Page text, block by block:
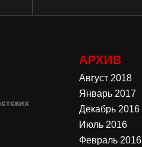
АРХИВ
Август 2018
Январь 2017
Декабрь 2016
Июль 2016
Февраль 2016